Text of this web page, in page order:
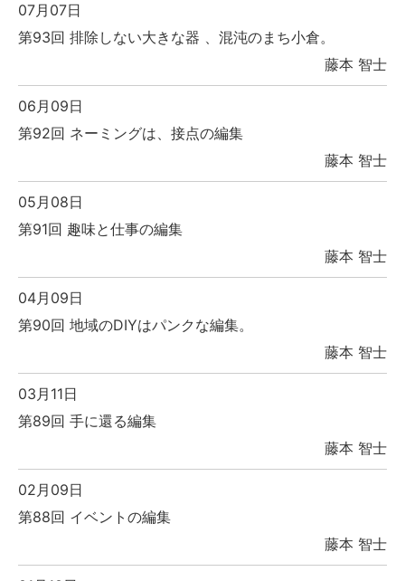
07月07日
第93回 排除しない大きな器 、混沌のまち小倉。
藤本 智士
06月09日
第92回 ネーミングは、接点の編集
藤本 智士
05月08日
第91回 趣味と仕事の編集
藤本 智士
04月09日
第90回 地域のDIYはパンクな編集。
藤本 智士
03月11日
第89回 手に還る編集
藤本 智士
02月09日
第88回 イベントの編集
藤本 智士